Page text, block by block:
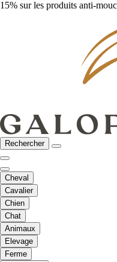
15% sur les produits anti-
Rechercher
Cheval
Cavalier
Chien
Chat
Animaux
Elevage
Ferme